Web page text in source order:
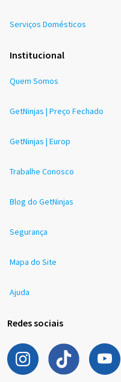
Serviços Domésticos
Institucional
Quem Somos
GetNinjas | Preço Fechado
GetNinjas | Europ
Trabalhe Conosco
Blog do GetNinjas
Segurança
Mapa do Site
Ajuda
Redes sociais